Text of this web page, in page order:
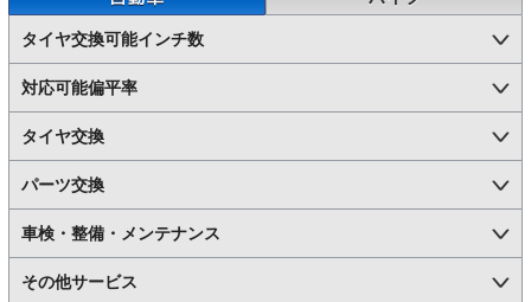
タイヤ交換可能インチ数
対応可能偏平率
タイヤ交換
パーツ交換
車検・整備・メンテナンス
その他サービス